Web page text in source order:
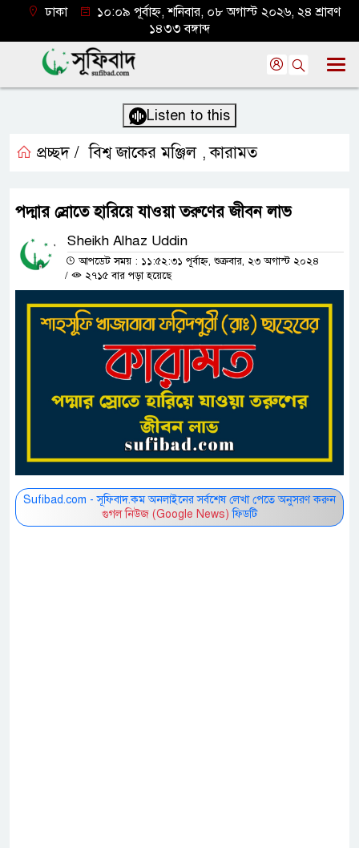
ঢাকা
১০:০৯ পূর্বাহ্ন, শনিবার, ০৮ অগাস্ট ২০২৬, ২৪ শ্রাবণ
১৪৩৩ বঙ্গাব্দ
Listen to this
প্রচ্ছদ / বিশ্ব জাকের মঞ্জিল ,কারামত
পদ্মার স্রোতে হারিয়ে যাওয়া তরুণের জীবন লাভ
Sheikh Alhaz Uddin
আপডেট সময় : ১১:৫২:৩১ পূর্বাহ্ন, শুক্রবার, ২৩ অগাস্ট ২০২৪
/
২৭১৫ বার পড়া হয়েছে
Sufibad.com - সূফিবাদ.কম অনলাইনের সর্বশেষ লেখা পেতে অনুসরণ করুন
গুগল নিউজ (Google News) ফিডটি